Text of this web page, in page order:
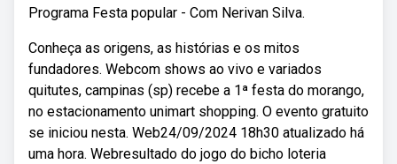
Programa Festa popular - Com Nerivan Silva.
Conheça as origens, as histórias e os mitos
fundadores. Webcom shows ao vivo e variados
quitutes, campinas (sp) recebe a 1ª festa do morango,
no estacionamento unimart shopping. O evento gratuito
se iniciou nesta. Web24/09/2024 18h30 atualizado há
uma hora. Webresultado do jogo do bicho loteria